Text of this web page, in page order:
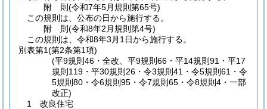
附 則(令和7年5月規則第65号)
この規則は、公布の日から施行する。
附 則(令和8年2月規則第4号)
この規則は、令和8年3月1日から施行する。
別表第1(第2条第1項)
(平9規則46・全改、平9規則66・平14規則91・平17
規則119・平30規則26・令3規則41・令5規則61・令
5規則80・令6規則95・令7規則65・令8規則4・一部
改正)
1 改良住宅